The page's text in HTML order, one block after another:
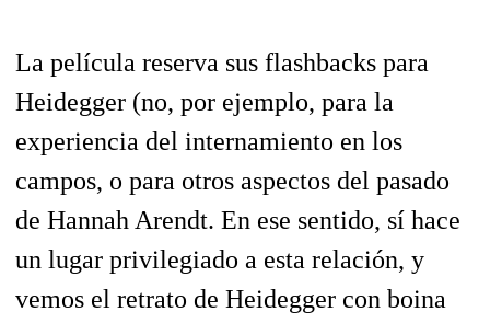
La película reserva sus flashbacks para
Heidegger (no, por ejemplo, para la
experiencia del internamiento en los
campos, o para otros aspectos del pasado
de Hannah Arendt. En ese sentido, sí hace
un lugar privilegiado a esta relación, y
vemos el retrato de Heidegger con boina